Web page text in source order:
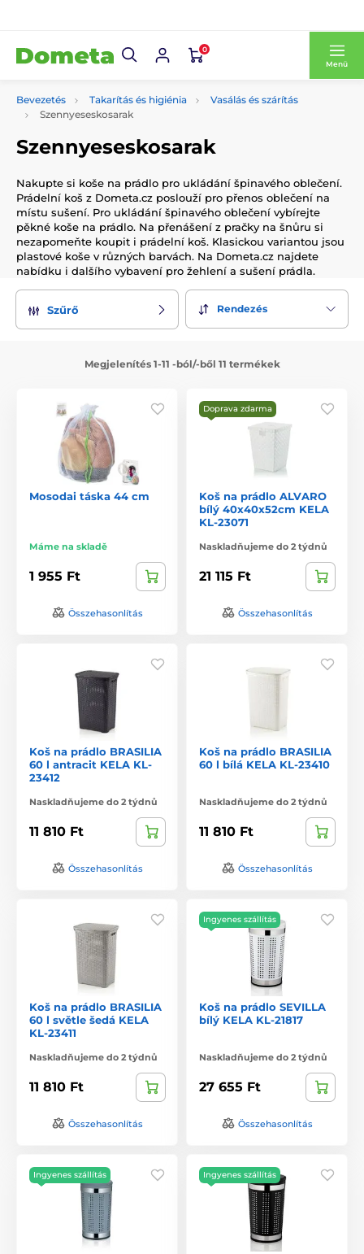
0
Menü
Bevezetés Takarítás és higiénia
Vasálás és szárítás
Szennyeseskosarak
Szennyeseskosarak
Nakupte si koše na prádlo pro ukládání špinavého oblečení.
Prádelní koš z Dometa.cz poslouží pro přenos oblečení na
místu sušení. Pro ukládání špinavého oblečení vybírejte
pěkné koše na prádlo. Na přenášení z pračky na šnůru si
nezapomeňte koupit i prádelní koš. Klasickou variantou jsou
plastové koše v různých barvách. Na Dometa.cz najdete
nabídku i dalšího vybavení pro žehlení a sušení prádla.
Szűrő Rendezés
Megjelenítés 1-11 -ból/-ből 11 termékek
Mosodai táska 44 cm
Máme na skladě
1 955 Ft
Összehasonlítás
Doprava zdarma
Koš na prádlo ALVARO
bílý 40x40x52cm KELA
KL-23071
Naskladňujeme do 2 týdnů
21 115 Ft
Összehasonlítás
Koš na prádlo BRASILIA
60 l antracit KELA KL-
23412
Naskladňujeme do 2 týdnů
11 810 Ft
Összehasonlítás
Koš na prádlo BRASILIA
60 l bílá KELA KL-23410
Naskladňujeme do 2 týdnů
11 810 Ft
Összehasonlítás
Koš na prádlo BRASILIA
60 l světle šedá KELA
KL-23411
Naskladňujeme do 2 týdnů
11 810 Ft
Összehasonlítás
Ingyenes szállítás
Koš na prádlo SEVILLA
bílý KELA KL-21817
Naskladňujeme do 2 týdnů
27 655 Ft
Összehasonlítás
Ingyenes szállítás Ingyenes szállítás